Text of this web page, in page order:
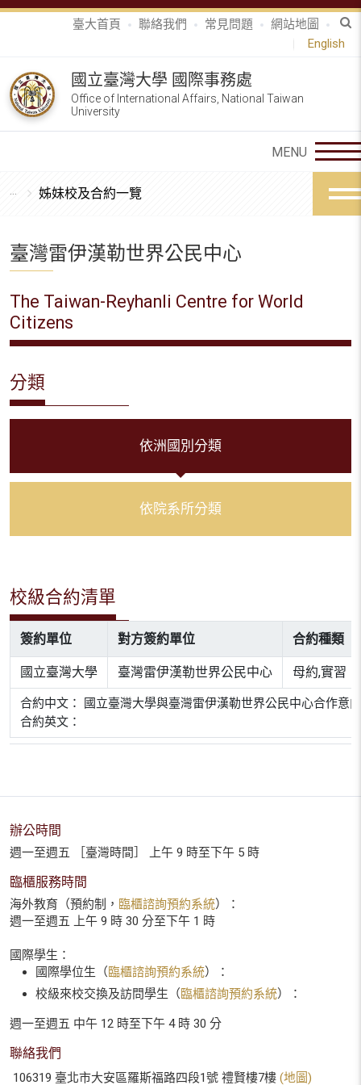
臺大首頁 聯絡我們 常見問題
網站地圖
English
國立臺灣大學 國際事務處
Office of International Affairs, National Taiwan
University
姊妹校及合約一覽
臺灣雷伊漢勒世界公民中心
The Taiwan-Reyhanli Centre for World
Citizens
分類
依洲國別分類
依院系所分類
校級合約清單
簽約單位 對方簽約單位 合約種類
國立臺灣大學 臺灣雷伊漢勒世界公民中心 母約,實習
合約中文： 國立臺灣大學與臺灣雷伊漢勒世界公民中心合作意
合約英文：
辦公時間
週一至週五 ［臺灣時間］ 上午 9 時至下午 5 時
臨櫃服務時間
海外教育（預約制， 臨櫃諮詢預約系統）：
週一至週五 上午 9 時 30 分至下午 1 時
國際學生：
國際學位生（臨櫃諮詢預約系統）：
校級來校交換及訪問學生（臨櫃諮詢預約系統）：
週一至週五 中午 12 時至下午 4 時 30 分
聯絡我們
106319 臺北市大安區羅斯福路四段1號 禮賢樓7樓 (地圖)